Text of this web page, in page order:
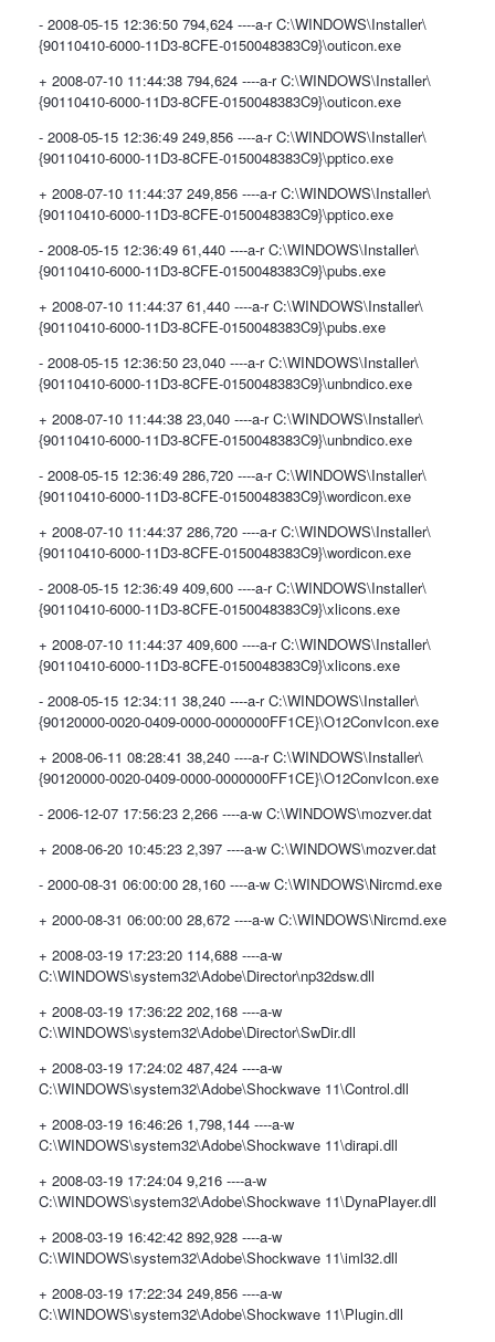
- 2008-05-15 12:36:50 794,624 ----a-r C:\WINDOWS\Installer\
{90110410-6000-11D3-8CFE-0150048383C9}\outicon.exe
+ 2008-07-10 11:44:38 794,624 ----a-r C:\WINDOWS\Installer\
{90110410-6000-11D3-8CFE-0150048383C9}\outicon.exe
- 2008-05-15 12:36:49 249,856 ----a-r C:\WINDOWS\Installer\
{90110410-6000-11D3-8CFE-0150048383C9}\pptico.exe
+ 2008-07-10 11:44:37 249,856 ----a-r C:\WINDOWS\Installer\
{90110410-6000-11D3-8CFE-0150048383C9}\pptico.exe
- 2008-05-15 12:36:49 61,440 ----a-r C:\WINDOWS\Installer\
{90110410-6000-11D3-8CFE-0150048383C9}\pubs.exe
+ 2008-07-10 11:44:37 61,440 ----a-r C:\WINDOWS\Installer\
{90110410-6000-11D3-8CFE-0150048383C9}\pubs.exe
- 2008-05-15 12:36:50 23,040 ----a-r C:\WINDOWS\Installer\
{90110410-6000-11D3-8CFE-0150048383C9}\unbndico.exe
+ 2008-07-10 11:44:38 23,040 ----a-r C:\WINDOWS\Installer\
{90110410-6000-11D3-8CFE-0150048383C9}\unbndico.exe
- 2008-05-15 12:36:49 286,720 ----a-r C:\WINDOWS\Installer\
{90110410-6000-11D3-8CFE-0150048383C9}\wordicon.exe
+ 2008-07-10 11:44:37 286,720 ----a-r C:\WINDOWS\Installer\
{90110410-6000-11D3-8CFE-0150048383C9}\wordicon.exe
- 2008-05-15 12:36:49 409,600 ----a-r C:\WINDOWS\Installer\
{90110410-6000-11D3-8CFE-0150048383C9}\xlicons.exe
+ 2008-07-10 11:44:37 409,600 ----a-r C:\WINDOWS\Installer\
{90110410-6000-11D3-8CFE-0150048383C9}\xlicons.exe
- 2008-05-15 12:34:11 38,240 ----a-r C:\WINDOWS\Installer\
{90120000-0020-0409-0000-0000000FF1CE}\O12ConvIcon.exe
+ 2008-06-11 08:28:41 38,240 ----a-r C:\WINDOWS\Installer\
{90120000-0020-0409-0000-0000000FF1CE}\O12ConvIcon.exe
- 2006-12-07 17:56:23 2,266 ----a-w C:\WINDOWS\mozver.dat
+ 2008-06-20 10:45:23 2,397 ----a-w C:\WINDOWS\mozver.dat
- 2000-08-31 06:00:00 28,160 ----a-w C:\WINDOWS\Nircmd.exe
+ 2000-08-31 06:00:00 28,672 ----a-w C:\WINDOWS\Nircmd.exe
+ 2008-03-19 17:23:20 114,688 ----a-w
C:\WINDOWS\system32\Adobe\Director\np32dsw.dll
+ 2008-03-19 17:36:22 202,168 ----a-w
C:\WINDOWS\system32\Adobe\Director\SwDir.dll
+ 2008-03-19 17:24:02 487,424 ----a-w
C:\WINDOWS\system32\Adobe\Shockwave 11\Control.dll
+ 2008-03-19 16:46:26 1,798,144 ----a-w
C:\WINDOWS\system32\Adobe\Shockwave 11\dirapi.dll
+ 2008-03-19 17:24:04 9,216 ----a-w
C:\WINDOWS\system32\Adobe\Shockwave 11\DynaPlayer.dll
+ 2008-03-19 16:42:42 892,928 ----a-w
C:\WINDOWS\system32\Adobe\Shockwave 11\iml32.dll
+ 2008-03-19 17:22:34 249,856 ----a-w
C:\WINDOWS\system32\Adobe\Shockwave 11\Plugin.dll